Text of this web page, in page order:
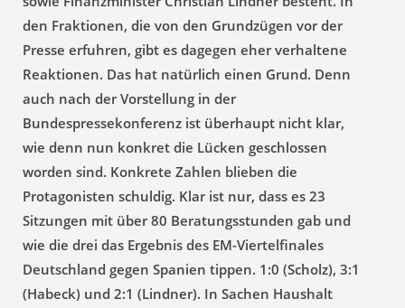
den Fraktionen, die von den Grundzügen vor der
Presse erfuhren, gibt es dagegen eher verhaltene
Reaktionen. Das hat natürlich einen Grund. Denn
auch nach der Vorstellung in der
Bundespressekonferenz ist überhaupt nicht klar,
wie denn nun konkret die Lücken geschlossen
worden sind. Konkrete Zahlen blieben die
Protagonisten schuldig. Klar ist nur, dass es 23
Sitzungen mit über 80 Beratungsstunden gab und
wie die drei das Ergebnis des EM-Viertelfinales
Deutschland gegen Spanien tippen. 1:0 (Scholz), 3:1
(Habeck) und 2:1 (Lindner). In Sachen Haushalt